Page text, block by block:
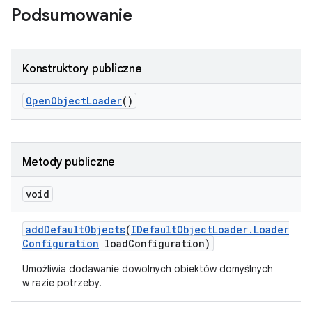
Podsumowanie
Konstruktory publiczne
OpenObjectLoader()
Metody publiczne
void
addDefaultObjects(IDefaultObjectLoader. Loader
Configuration loadConfiguration)
Umożliwia dodawanie dowolnych obiektów domyślnych
w razie potrzeby.